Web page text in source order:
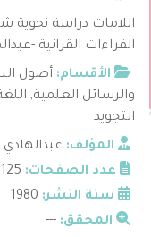
اللامات دراسة
القراءات القرانية -
الأقسام: أصول
والرسائل العلمية,
التجويد
المؤلف:
عدد الصفحات:
سنة النشر:
المحقق: ---